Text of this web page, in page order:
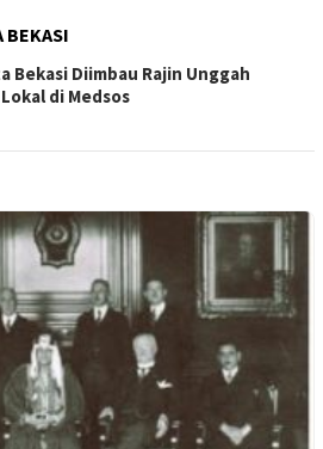
BEKASI
Bekasi Diimbau Rajin Unggah
di Medsos